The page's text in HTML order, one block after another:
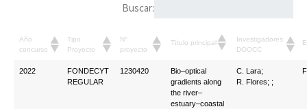
Buscar:
Año
concurso
Tipo
Proyecto
N°
proyecto
Título principal
Investigadores
DOOCC
2022
FONDECYT
REGULAR
1230420
Bio–optical
gradients along
the river–
estuary–coastal
C. Lara;
R. Flores; ;